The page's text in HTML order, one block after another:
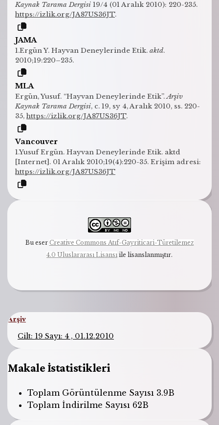
Kaynak Tarama Dergisi 19/4 (01 Aralık 2010): 220-235.
https://izlik.org/JA87US36JT.
JAMA
1.Ergün Y. Hayvan Deneylerinde Etik. aktd.
2010;19:220–235.
MLA
Ergün, Yusuf. “Hayvan Deneylerinde Etik”.Arşiv
Kaynak Tarama Dergisi, c. 19, sy 4, Aralık 2010, ss. 220-
35,https://izlik.org/JA87US36JT.
Vancouver
1.Yusuf Ergün. Hayvan Deneylerinde Etik. aktd
[Internet]. 01 Aralık 2010;19(4):220-35. Erişim adresi:
https://izlik.org/JA87US36JT
Bu eser Creative Commons Atıf-Gayriticari-Türetilemez
4.0 Uluslararası Lisansı ile lisanslanmıştır.
Arşiv
Cilt: 19 Sayı: 4 , 01.12.2010
Makale İstatistikleri
Toplam Görüntülenme Sayısı 3.9B
Toplam İndirilme Sayısı 62B